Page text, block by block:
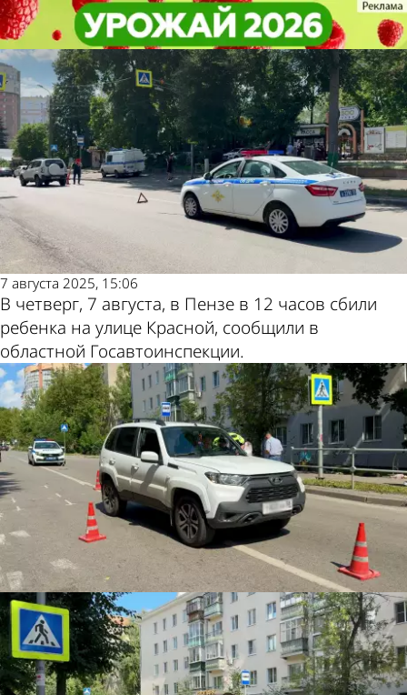
В Пензе около зоопарка
сбили 3-летнюю девочку
Происшествия
7 августа 2025, 15:06
В четверг, 7 августа, в Пензе в 12 часов сбили
ребенка на улице Красной, сообщили в
областной Госавтоинспекции.
В Пензе около зоопарка
сбили 3-летнюю девочку
Происшествия
Другие
новости по
теме
Погода и
курсы
валют в
Пензе